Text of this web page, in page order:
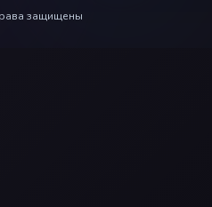
защищены